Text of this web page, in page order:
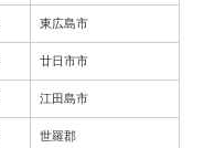
東広島市
廿日市市
江田島市
世羅郡